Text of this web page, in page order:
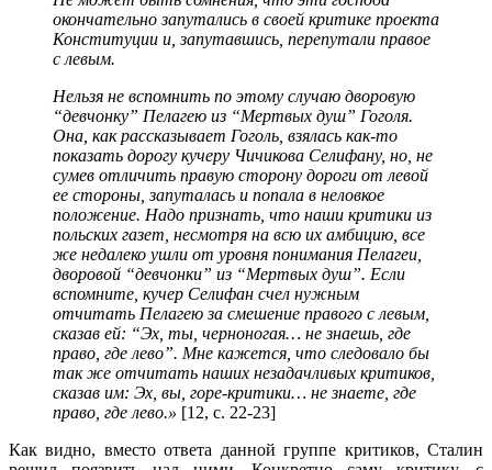
окончательно запутались в своей критике проекта
Конституции и, запутавшись, перепутали правое
с левым.
Нельзя не вспомнить по этому случаю дворовую
“девчонку” Пелагею из “Мертвых душ” Гоголя.
Она, как рассказывает Гоголь, взялась как-то
показать дорогу кучеру Чичикова Селифану, но, не
сумев отличить правую сторону дороги от левой
ее стороны, запуталась и попала в неловкое
положение. Надо признать, что наши критики из
польских газет, несмотря на всю их амбицию, все
же недалеко ушли от уровня понимания Пелагеи,
дворовой “девчонки” из “Мертвых душ”. Если
вспомните, кучер Селифан счел нужным
отчитать Пелагею за смешение правого с левым,
сказав ей: “Эх, ты, черноногая… не знаешь, где
право, где лево”. Мне кажется, что следовало бы
так же отчитать наших незадачливых критиков,
сказав им: Эх, вы, горе-критики… не знаете, где
право, где лево.» [12, с. 22-23]
Как видно, вместо ответа данной группе критиков, Сталин